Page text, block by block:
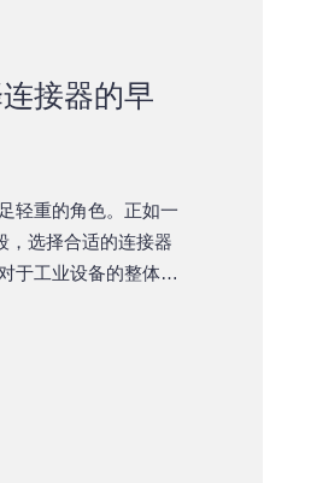
接器的早
轻重的角色。正如一
，选择合适的连接器
于工业设备的整体性